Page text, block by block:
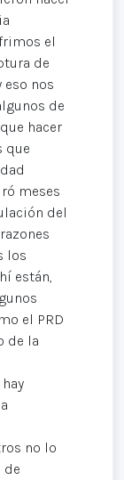
el
de
eso nos
de
hacer
que
meses
del
los
están,
el PRD
de la
no lo
de